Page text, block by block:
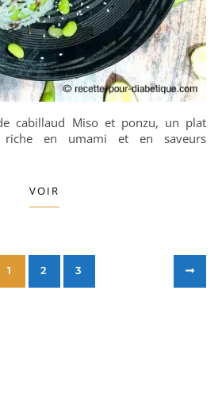
riche en umami et en saveurs
VOIR
1 2 3